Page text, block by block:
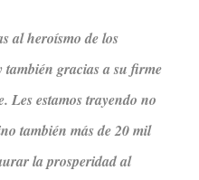
al heroísmo de los
también gracias a su firme
Les estamos trayendo no
también más de 20 mil
la prosperidad al